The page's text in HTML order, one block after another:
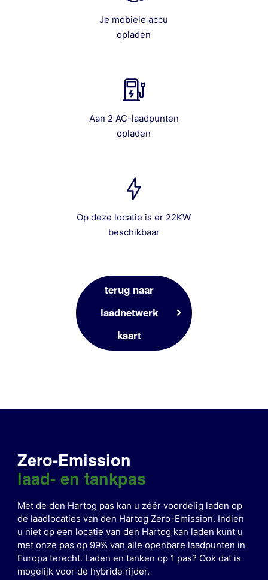
Je mobiele accu
opladen
Aan 2 AC-laadpunten
opladen
Op deze locatie is er 22KW
beschikbaar
terug naar
laadnetwerk
kaart
Zero-Emission
laad- en tankpas
Met de den Hartog pas kan u zéér voordelig laden op
de laadlocaties van den Hartog Zero-Emission. Indien
u niet op een locatie van den Hartog kan laden kunt u
met onze pas op 99% van alle openbare laadpunten in
Europa terecht. Laden en tanken op 1 pas? Ook dat is
mogelijk voor de hybride rijder.